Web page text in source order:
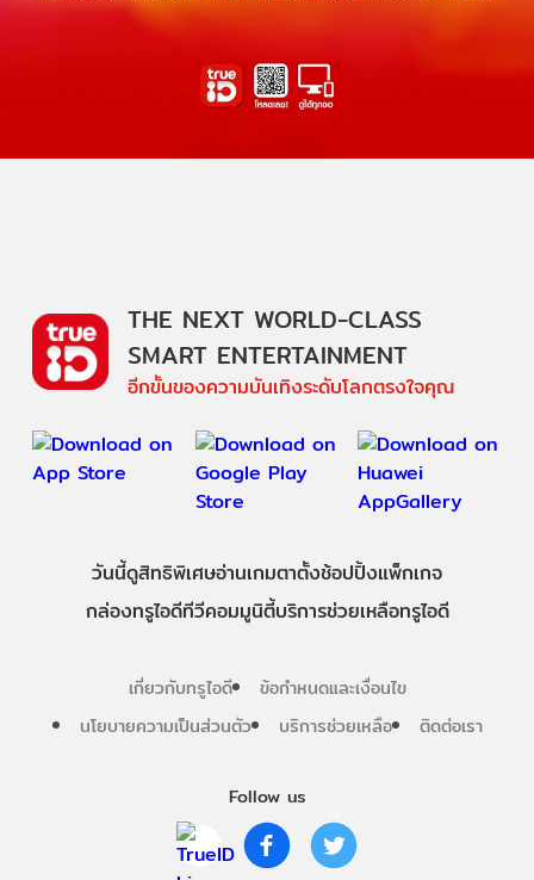
Follow us
THE NEXT WORLD-CLASS
SMART ENTERTAINMENT
อีกขั้นของความบันเทิงระดับโลกตรงใจคุณ
วันนี้ดูสิทธิพิเศษอ่านเกมตาตั้งช้อปปิ้งแพ็กเกจ
กล่องทรูไอดีทีวีคอมมูนิตี้บริการช่วยเหลือทรูไอดี
เกี่ยวกับทรูไอดี
ข้อกำหนดและเงื่อนไข
นโยบายความเป็นส่วนตัว
บริการช่วยเหลือ ติดต่อเรา